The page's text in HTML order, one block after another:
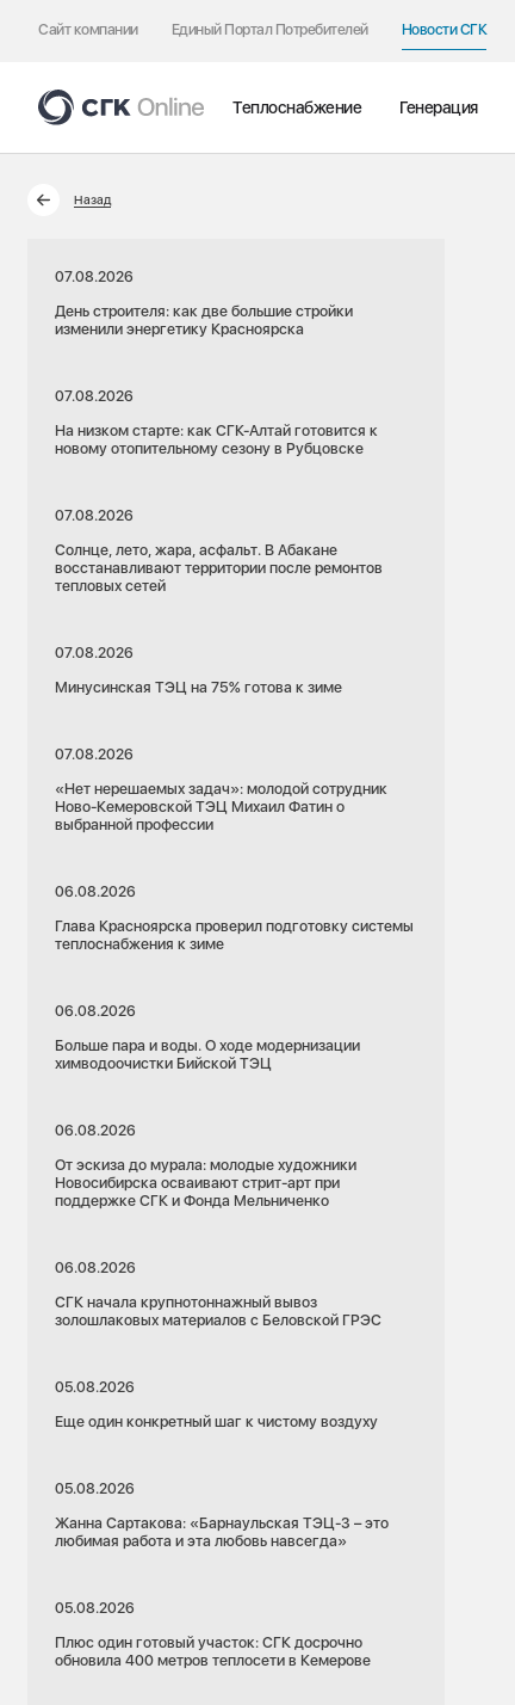
Сайт компании Единый Портал Потребителей Новости СГК
Теплоснабжение Генерация
Назад
07.08.2026
День строителя: как две большие стройки
изменили энергетику Красноярска
07.08.2026
На низком старте: как СГК-Алтай готовится к
новому отопительному сезону в Рубцовске
07.08.2026
Солнце, лето, жара, асфальт. В Абакане
восстанавливают территории после ремонтов
тепловых сетей
07.08.2026
Минусинская ТЭЦ на 75% готова к зиме
07.08.2026
«Нет нерешаемых задач»: молодой сотрудник
Ново-Кемеровской ТЭЦ Михаил Фатин о
выбранной профессии
06.08.2026
Глава Красноярска проверил подготовку системы
теплоснабжения к зиме
06.08.2026
Больше пара и воды. О ходе модернизации
химводоочистки Бийской ТЭЦ
06.08.2026
От эскиза до мурала: молодые художники
Новосибирска осваивают стрит-арт при
поддержке СГК и Фонда Мельниченко
06.08.2026
СГК начала крупнотоннажный вывоз
золошлаковых материалов с Беловской ГРЭС
05.08.2026
Еще один конкретный шаг к чистому воздуху
05.08.2026
Жанна Сартакова: «Барнаульская ТЭЦ-3 – это
любимая работа и эта любовь навсегда»
05.08.2026
Плюс один готовый участок: СГК досрочно
обновила 400 метров теплосети в Кемерове